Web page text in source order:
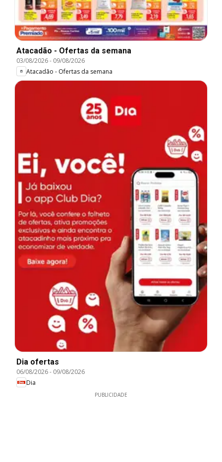
Atacadão - Ofertas da semana
03/08/2026- 09/08/2026
Atacadão - Ofertas da semana
Dia ofertas
06/08/2026- 09/08/2026
Dia
PUBLICIDADE